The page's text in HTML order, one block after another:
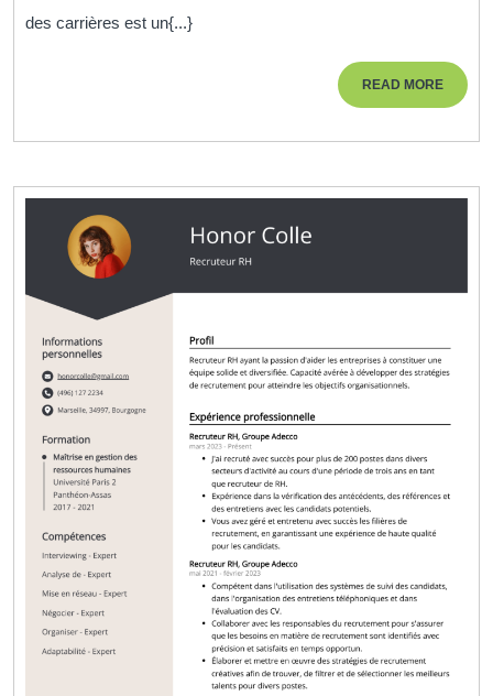
Ressources
des carrières est un{...}
READ MOREREAD
MORE